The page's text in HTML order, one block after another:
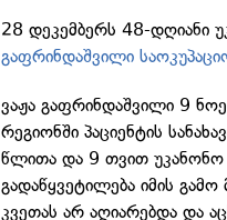
28 დეკემბერს 48-დღიანი
გაფრინდაშვილი
ვაჟა გაფრინდაშვილი 9
რეგიონში პაციენტის
წლითა და 9 თვით უკანონო
გადაწყვეტილება იმის
კვეთას არ აღიარებდა და